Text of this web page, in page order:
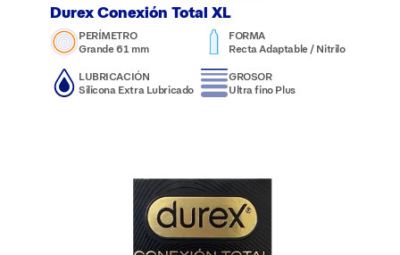
Durex Conexión Total XL
PERÍMETRO
Grande 61 mm
FORMA
Recta Adaptable / Nitrilo
LUBRICACIÓN
Silicona Extra Lubricado
GROSOR
Ultra fino Plus